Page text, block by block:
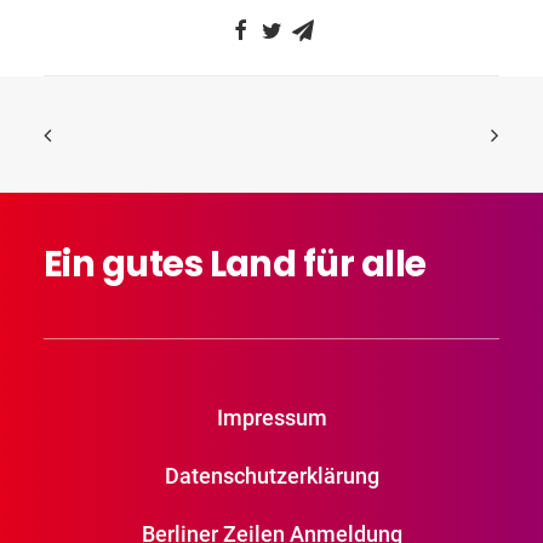
EingutesLandfüralle
Impressum
Datenschutzerklärung
Berliner Zeilen Anmeldung